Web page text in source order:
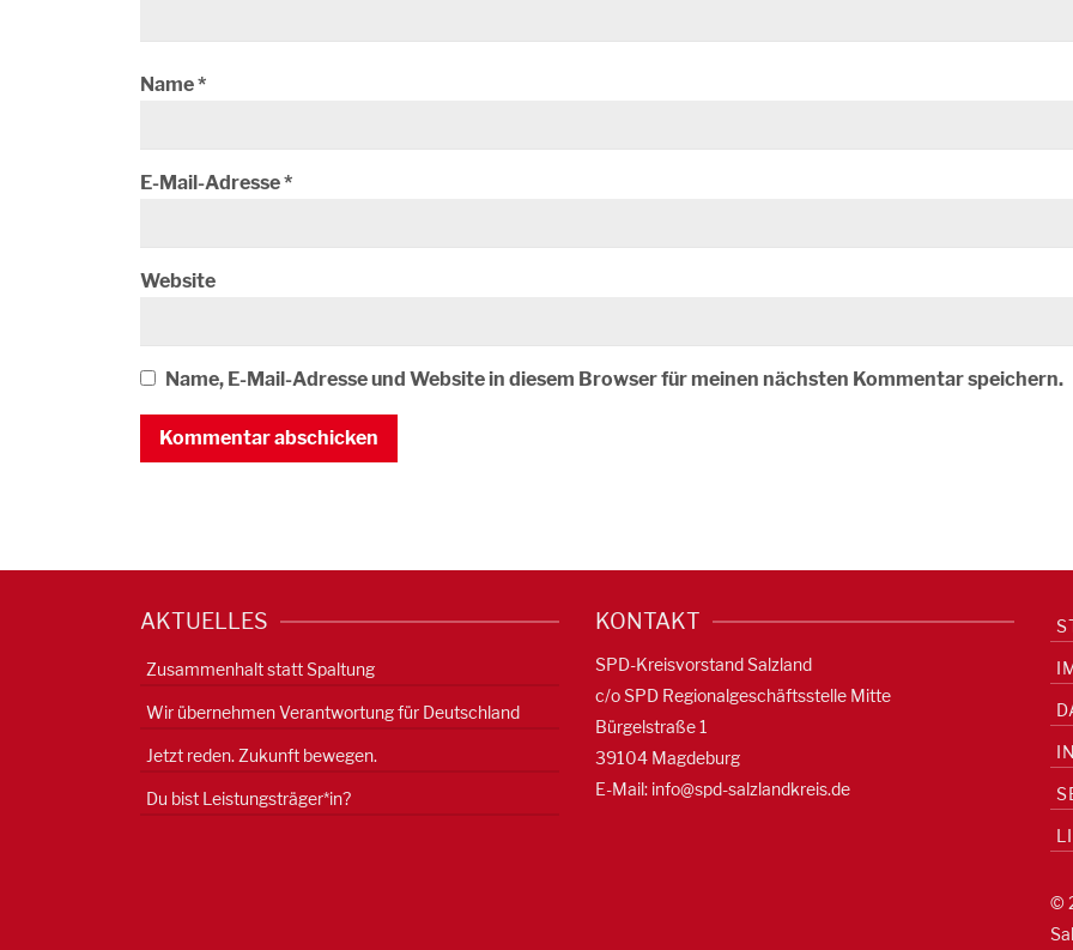
Name*
E-Mail-Adresse*
Website
Name, E-Mail-Adresse und Website in diesem Browser für meinen nächsten Kommentar speichern.
AKTUELLES
Zusammenhalt statt Spaltung
Wir übernehmen Verantwortung für Deutschland
Jetzt reden. Zukunft bewegen.
Du bist Leistungsträger*in?
KONTAKT
SPD-Kreisvorstand Salzland
c/o SPD Regionalgeschäftsstelle Mitte
Bürgelstraße 1
39104 Magdeburg
E-Mail: info@spd-salzlandkreis.de
©